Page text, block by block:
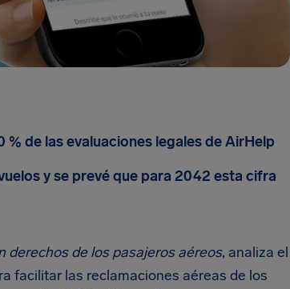
de las evaluaciones legales de AirHelp
y se prevé que para 2042 esta cifra
derechos de los pasajeros aéreos, analiza el
facilitar las reclamaciones aéreas de los